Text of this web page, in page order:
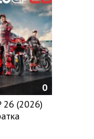
0
26 (2026)